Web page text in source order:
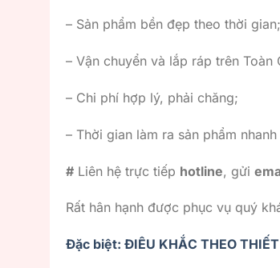
– Sản phẩm bền đẹp theo thời gian;
– Vận chuyển và lắp ráp trên Toàn
– Chi phí hợp lý, phải chăng;
– Thời gian làm ra sản phẩm
# Liên hệ trực tiếp hotline, gửi
Rất hân hạnh được phục vụ quý
Đặc biệt: ĐIÊU KHẮC THEO